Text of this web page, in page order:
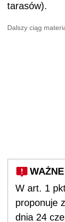
tarasów).
Dalszy ciąg
WAŻNE
W art. 1
proponuje
dnia 24